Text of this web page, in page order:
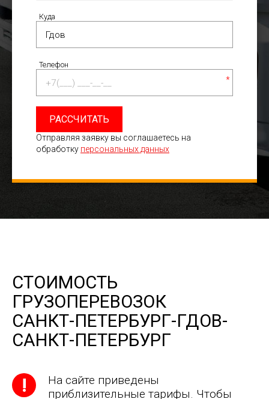
Куда
Телефон
*
РАССЧИТАТЬ
Отправляя заявку вы соглашаетесь на
обработку персональных данных
СТОИМОСТЬ
ГРУЗОПЕРЕВОЗОК
САНКТ-ПЕТЕРБУРГ-ГДОВ-
САНКТ-ПЕТЕРБУРГ
На сайте приведены
приблизительные тарифы. Чтобы